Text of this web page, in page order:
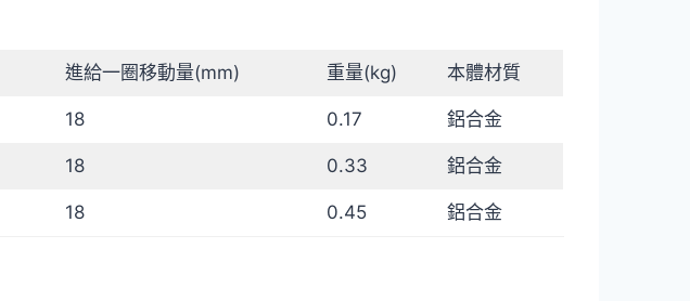
進給一圈移動量(mm) 重量(kg) 本體材質
18 0.17 鋁合金
18 0.33 鋁合金
18 0.45 鋁合金